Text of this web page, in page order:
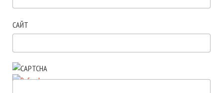
САЙТ